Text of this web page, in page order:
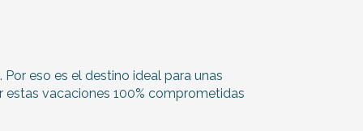
eso es el destino ideal para unas
vacaciones 100% comprometidas